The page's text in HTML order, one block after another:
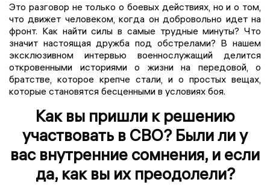
Это разговор не только о боевых действиях, но и о том,
что движет человеком, когда он добровольно идет на
фронт. Как найти силы в самые трудные минуты? Что
значит настоящая дружба под обстрелами? В нашем
эксклюзивном интервью военнослужащий делится
откровенными историями о жизни на передовой, о
братстве, которое крепче стали, и о простых вещах,
которые становятся бесценными в условиях боя.
Как вы пришли к решению
участвовать в СВО? Были ли у
вас внутренние сомнения, и если
да, как вы их преодолели?